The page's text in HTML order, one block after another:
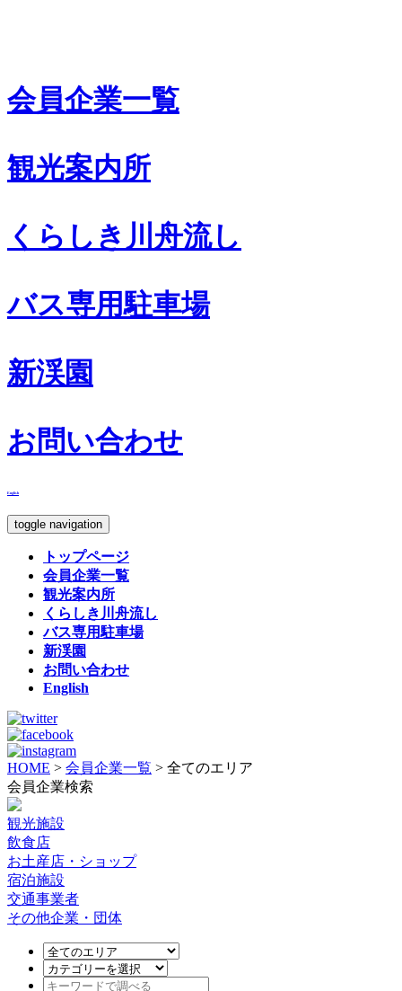
会員企業一覧
観光案内所
くらしき川舟流し
バス専用駐車場
新渓園
お問い合わせ
English
toggle navigation
トップページ
会員企業一覧
観光案内所
くらしき川舟流し
バス専用駐車場
新渓園
お問い合わせ
English
HOME > 会員企業一覧 > 全てのエリア
会員企業検索
観光施設
飲食店
お土産店・ショップ
宿泊施設
交通事業者
その他企業・団体